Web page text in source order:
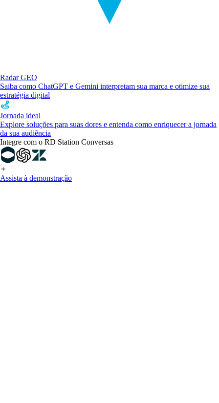
Radar GEO
Saiba como ChatGPT e Gemini interpretam sua marca e otimize sua
estratégia digital
Jornada ideal
Explore soluções para suas dores e entenda como enriquecer a jornada
da sua audiência
Integre com o RD Station Conversas
Assista à demonstração